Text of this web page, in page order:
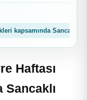
kapsamında Sancaklı
Haftası
Sancaklı